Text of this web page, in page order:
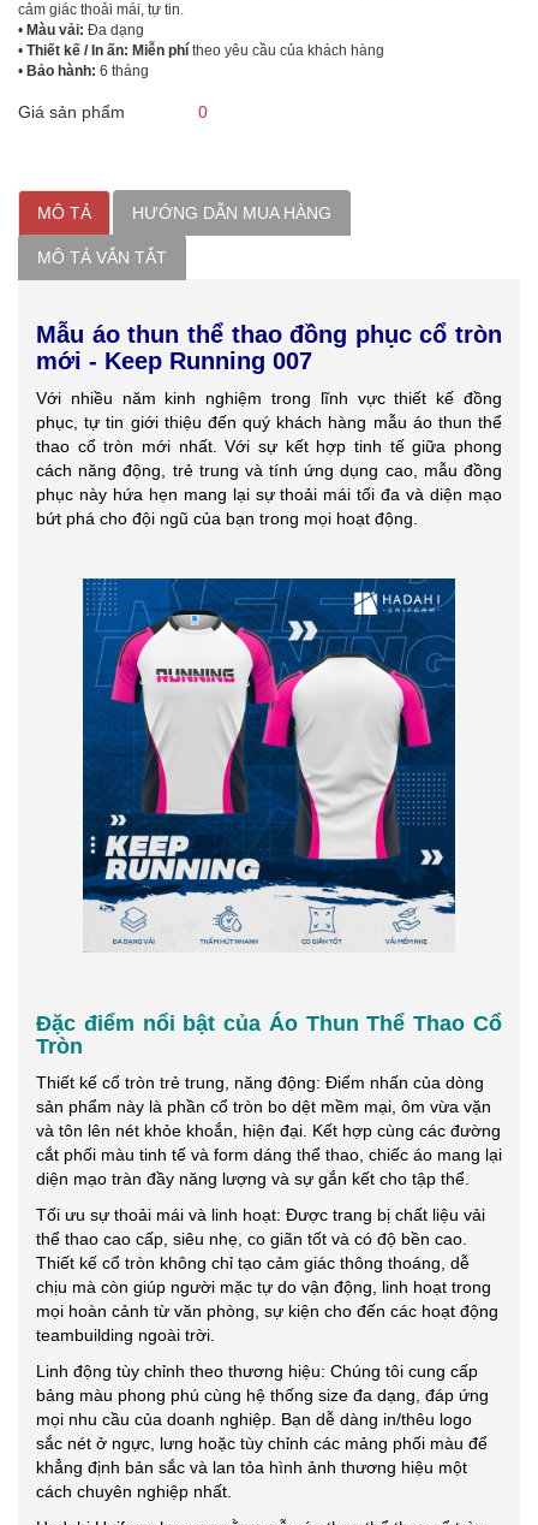
cảm giác thoải mái, tự tin.
• Màu vải: Đa dạng
• Thiết kế / In ấn: Miễn phí theo yêu cầu của khách hàng
• Bảo hành: 6 tháng
Giá sản phẩm 0
MÔ TẢ HƯỚNG DẪN MUA HÀNG
MÔ TẢ VẮN TẮT
Mẫu áo thun thể thao đồng phục cổ tròn
mới - Keep Running 007
Với nhiều năm kinh nghiệm trong lĩnh vực thiết kế đồng
phục, tự tin giới thiệu đến quý khách hàng mẫu áo thun thể
thao cổ tròn mới nhất. Với sự kết hợp tinh tế giữa phong
cách năng động, trẻ trung và tính ứng dụng cao, mẫu đồng
phục này hứa hẹn mang lại sự thoải mái tối đa và diện mạo
bứt phá cho đội ngũ của bạn trong mọi hoạt động.
Đặc điểm nổi bật của Áo Thun Thể Thao Cổ
Tròn
Thiết kế cổ tròn trẻ trung, năng động: Điểm nhấn của dòng
sản phẩm này là phần cổ tròn bo dệt mềm mại, ôm vừa vặn
và tôn lên nét khỏe khoắn, hiện đại. Kết hợp cùng các đường
cắt phối màu tinh tế và form dáng thể thao, chiếc áo mang lại
diện mạo tràn đầy năng lượng và sự gắn kết cho tập thể.
Tối ưu sự thoải mái và linh hoạt: Được trang bị chất liệu vải
thể thao cao cấp, siêu nhẹ, co giãn tốt và có độ bền cao.
Thiết kế cổ tròn không chỉ tạo cảm giác thông thoáng, dễ
chịu mà còn giúp người mặc tự do vận động, linh hoạt trong
mọi hoàn cảnh từ văn phòng, sự kiện cho đến các hoạt động
teambuilding ngoài trời.
Linh động tùy chỉnh theo thương hiệu: Chúng tôi cung cấp
bảng màu phong phú cùng hệ thống size đa dạng, đáp ứng
mọi nhu cầu của doanh nghiệp. Bạn dễ dàng in/thêu logo
sắc nét ở ngực, lưng hoặc tùy chỉnh các mảng phối màu để
khẳng định bản sắc và lan tỏa hình ảnh thương hiệu một
cách chuyên nghiệp nhất.